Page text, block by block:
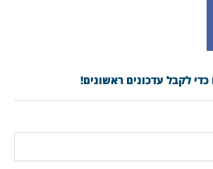
כדי לקבל עדכונים ראשונים!